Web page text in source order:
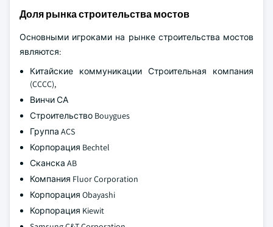
Доля рынка строительства мостов
Основными игроками на рынке строительства мостов
являются:
Китайские коммуникации Строительная компания
(CCCC),
Винчи СА
Строительство Bouygues
Группа ACS
Корпорация Bechtel
Сканска AB
Компания Fluor Corporation
Корпорация Obayashi
Корпорация Kiewit